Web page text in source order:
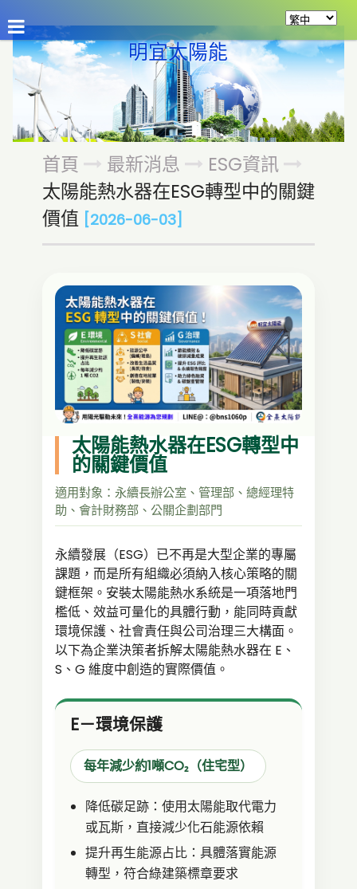
明宜太陽能
公司介紹 商品介紹 資源分享
首頁 最新消息
ESG資訊
太陽能熱水器在ESG轉型中的關鍵
價值 [2026-06-03]
太陽能熱水器在ESG轉型中
的關鍵價值
適用對象：永續長辦公室、管理部、總經理特
助、會計財務部、公關企劃部門
永續發展（ESG）已不再是大型企業的專屬
課題，而是所有組織必須納入核心策略的關
鍵框架。安裝太陽能熱水系統是一項落地門
檻低、效益可量化的具體行動，能同時貢獻
環境保護、社會責任與公司治理三大構面。
以下為企業決策者拆解太陽能熱水器在 E、
S、G 維度中創造的實際價值。
E－環境保護
每年減少約1噸CO₂（住宅型）
降低碳足跡：使用太陽能取代電力
或瓦斯，直接減少化石能源依賴
提升再生能源占比：具體落實能源
轉型，符合綠建築標章要求